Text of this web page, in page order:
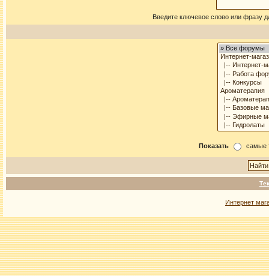
Введите ключевое слово или фразу
Показать самые
Интернет